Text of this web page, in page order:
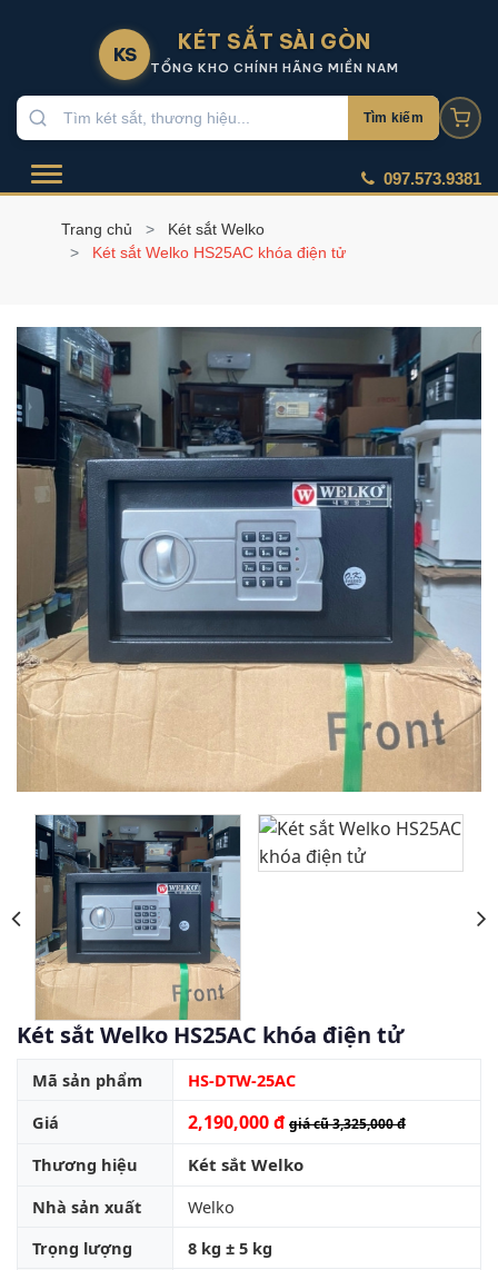
KS KÉT SẮT SÀI GÒN
TỔNG KHO CHÍNH HÃNG MIỀN NAM
Tìm kiếm
097.573.9381
Trang chủ
Két sắt Welko
Két sắt Welko HS25AC khóa điện tử
Két sắt Welko HS25AC khóa điện tử
Mã sản phẩm
HS-DTW-25AC
Giá
2,190,000 đ giá cũ 3,325,000 đ
Thương hiệu
Két sắt Welko
Nhà sản xuất
Welko
Trọng lượng
8 kg ± 5 kg